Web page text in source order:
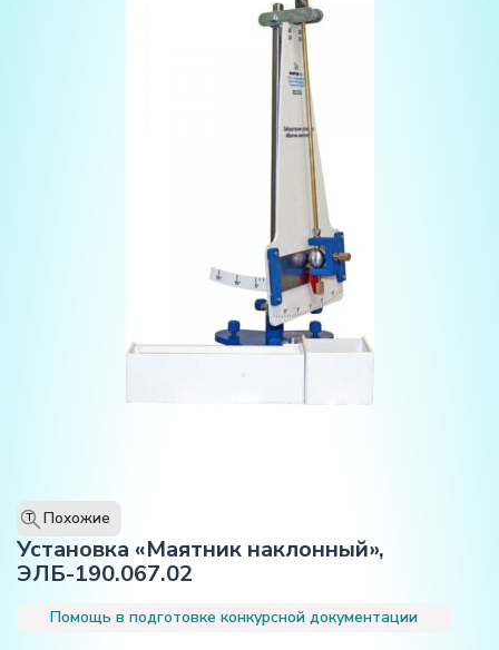
T Похожие
Установка «Маятник наклонный»,
ЭЛБ-190.067.02
Помощь в подготовке конкурсной документации